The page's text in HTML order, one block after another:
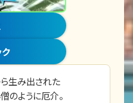
生み出された
ように厄介。